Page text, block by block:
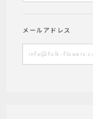
メールアドレス